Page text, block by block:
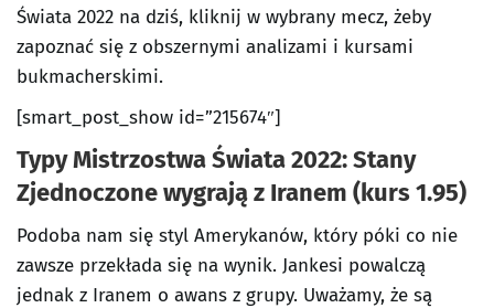
Świata 2022 na dziś, kliknij w wybrany mecz, żeby
zapoznać się z obszernymi analizami i kursami
bukmacherskimi.
[smart_post_show id=”215674″]
Typy Mistrzostwa Świata 2022: Stany
Zjednoczone wygrają z Iranem (kurs 1.95)
Podoba nam się styl Amerykanów, który póki co nie
zawsze przekłada się na wynik. Jankesi powalczą
jednak z Iranem o awans z grupy. Uważamy, że są